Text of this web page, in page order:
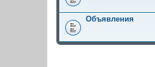
Объявления